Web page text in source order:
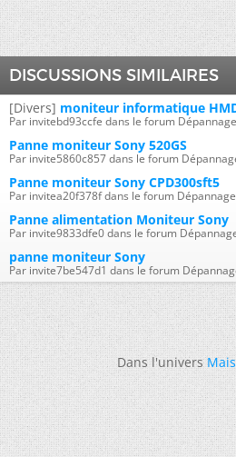
DISCUSSIONS SIMILAIRES
[Divers] moniteur informatique
Par invitebd93ccfe dans le forum Dépannage
Panne moniteur Sony 520GS
Par invite5860c857 dans le forum
Panne moniteur Sony CPD300sft5
Par invitea20f378f dans le forum Dépannage
Panne alimentation Moniteur Sony
Par invite9833dfe0 dans le forum
panne moniteur Sony
Par invite7be547d1 dans le forum
Dans l'univers